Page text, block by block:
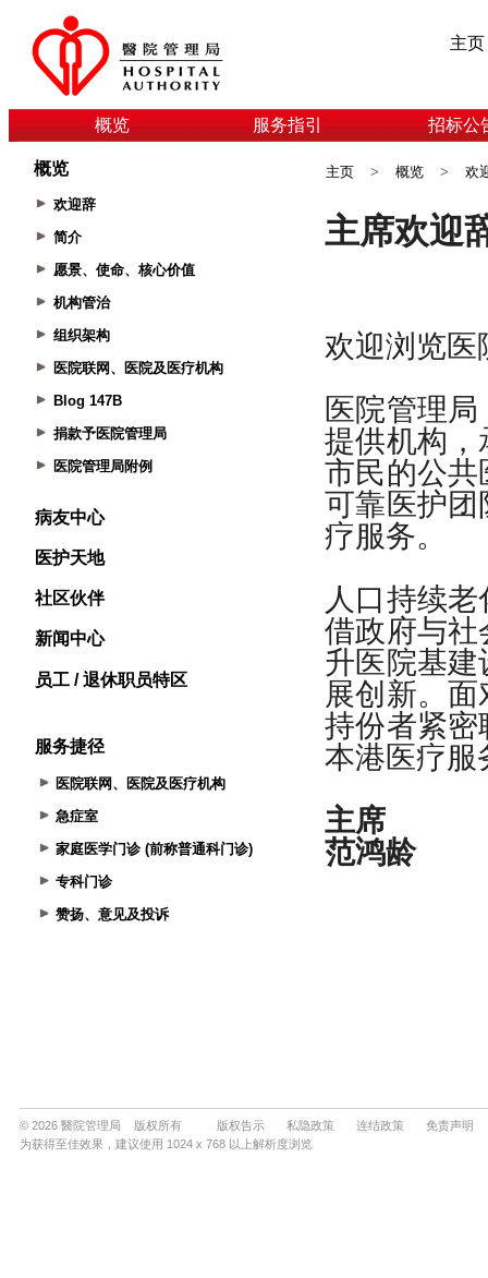
主页
概览 服务指引 招标公
概览
欢迎辞
简介
愿景、使命、核心价值
机构管治
组织架构
医院联网、医院及医疗机构
Blog 147B
捐款予医院管理局
医院管理局附例
病友中心
医护天地
社区伙伴
新闻中心
员工 / 退休职员特区
服务捷径
医院联网、医院及医疗机构
急症室
家庭医学门诊 (前称普通科门诊)
专科门诊
赞扬、意见及投诉
主页 > 概览 > 欢
© 2026 醫院管理局 版权所有 版权告示 私隐政策 连结政策
免责声明
为获得至佳效果，建议使用 1024 x 768 以上解析度浏览